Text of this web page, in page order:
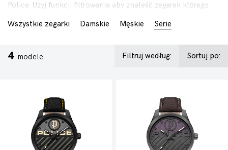
Police. Użyj funkcji filtrowania aby znaleść zegarek którego
Wszystkie zegarki
Damskie Męskie Serie
4 modele Sortuj po:
Filtruj według: